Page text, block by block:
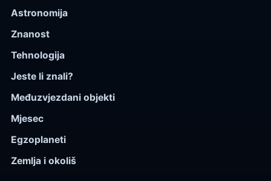
Astronomija
Znanost
Tehnologija
Jeste li znali?
Međuzvjezdani objekti
Mjesec
Egzoplaneti
Zemlja i okoliš